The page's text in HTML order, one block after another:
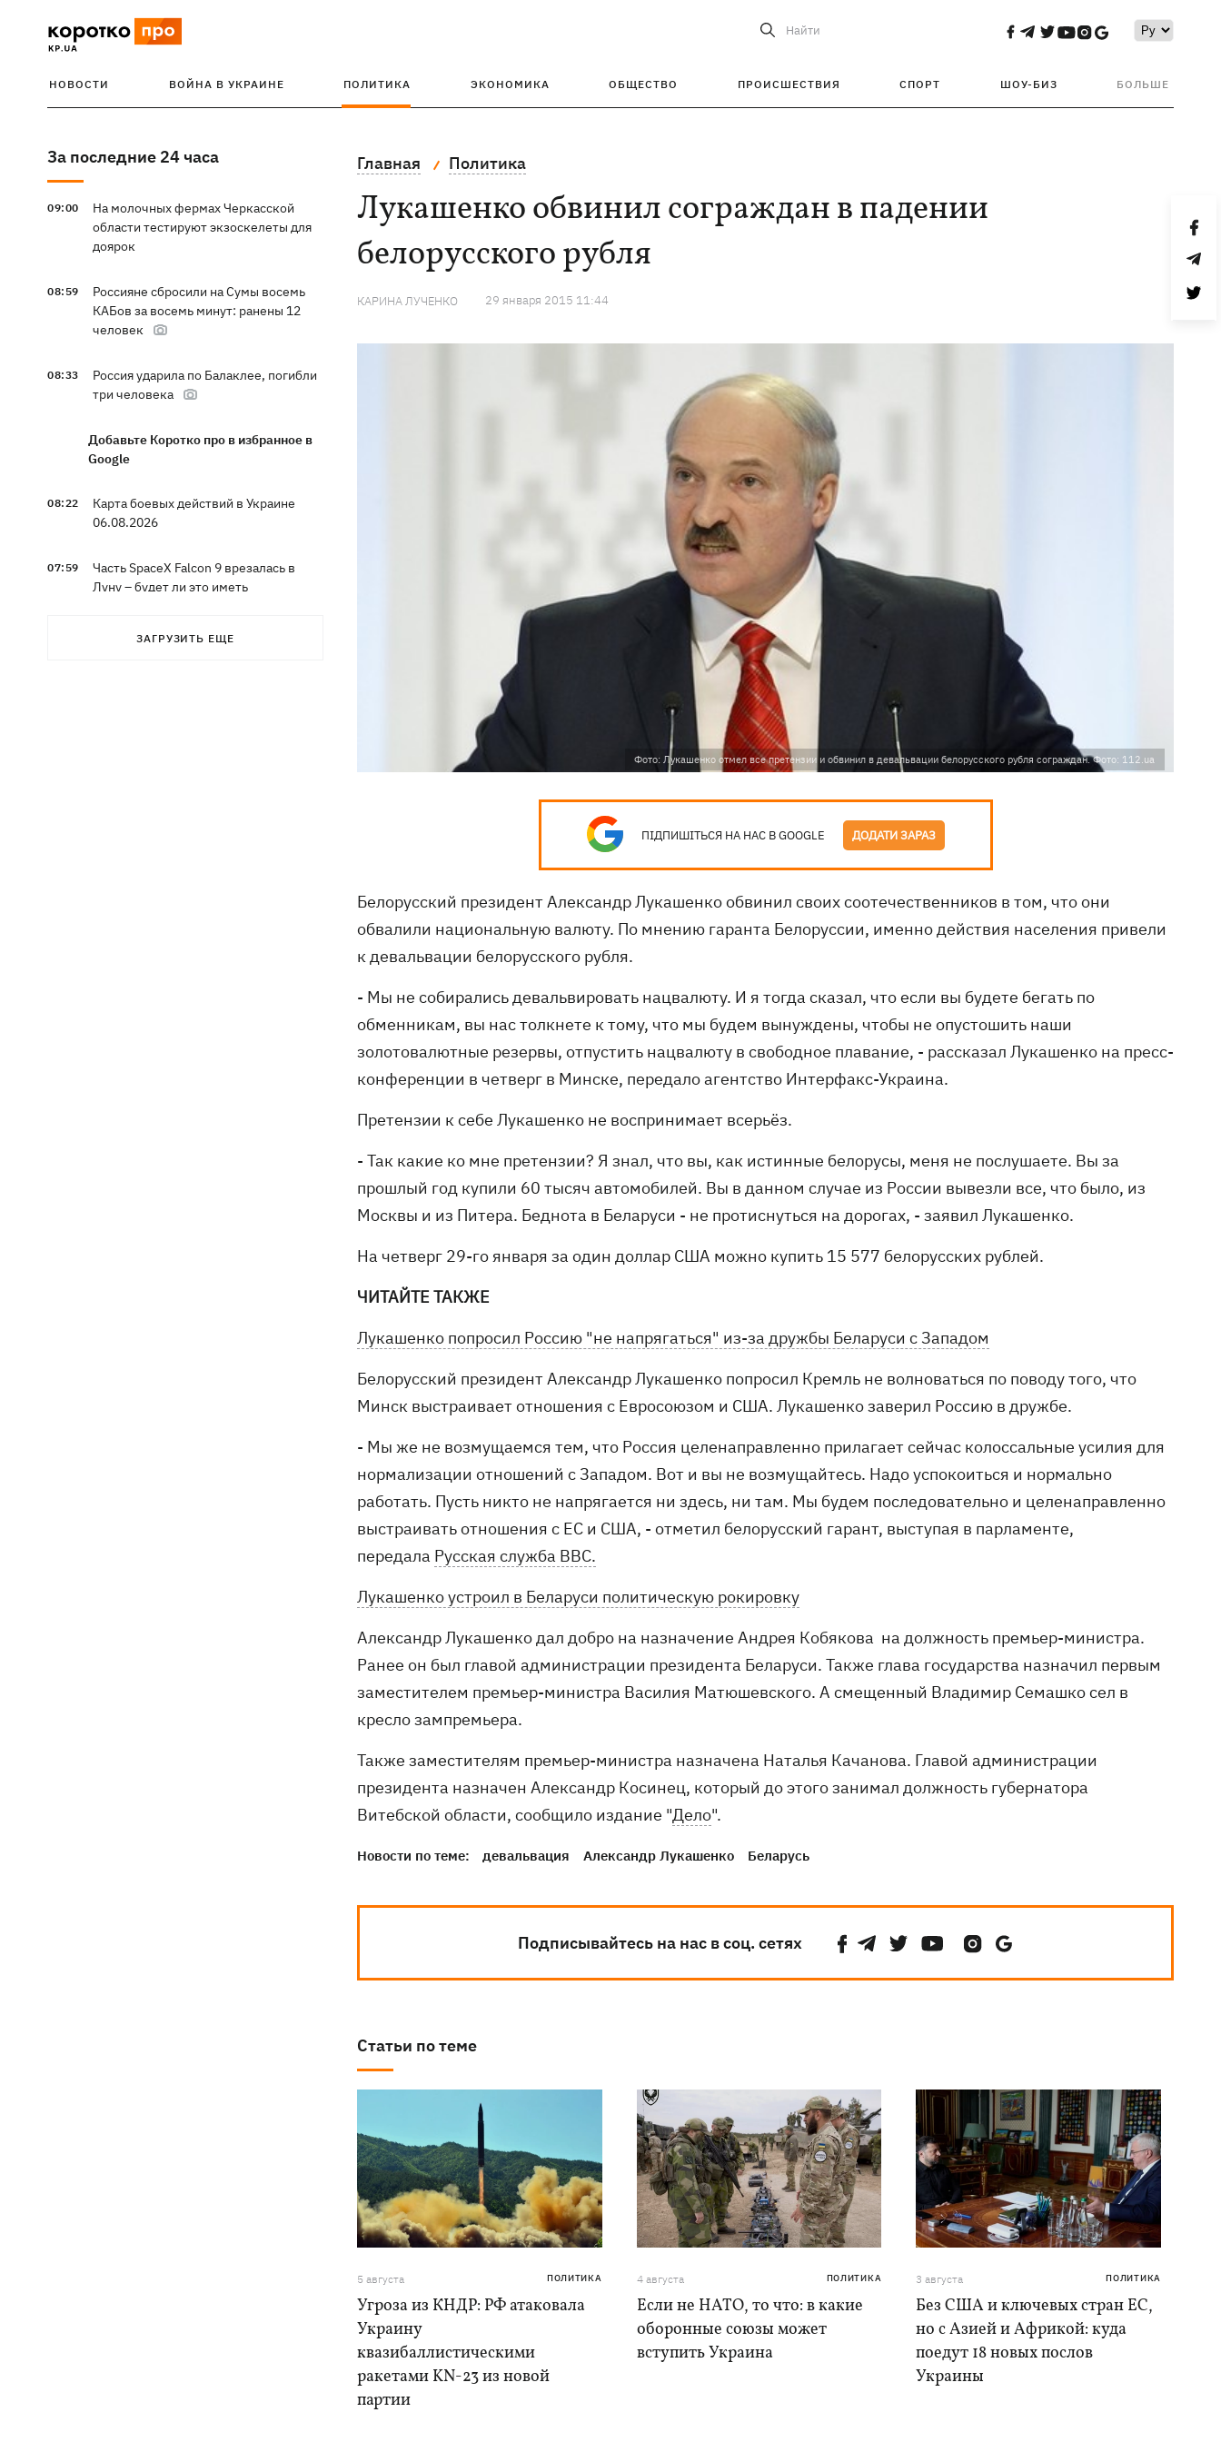
Найти
НОВОСТИ ВОЙНА В УКРАИНЕ ПОЛИТИКА ЭКОНОМИКА ОБЩЕСТВО ПРОИСШЕСТВИЯ СПОРТ ШОУ-БИЗ БОЛЬШЕ
За последние 24 часа
09:00
На молочных фермах Черкасской
области тестируют экзоскелеты для
доярок
08:59
Россияне сбросили на Сумы восемь
КАБов за восемь минут: ранены 12
человек
08:33
Россия ударила по Балаклее, погибли
три человека
Добавьте Коротко про в избранное в
Google
08:22
Карта боевых действий в Украине
06.08.2026
07:59
Часть SpaceX Falcon 9 врезалась в
Луну – будет ли это иметь
ЗАГРУЗИТЬ ЕЩЕ
Главная Политика
Лукашенко обвинил сограждан в падении
белорусского рубля
КАРИНА ЛУЧЕНКО 29 января 2015 11:44
Фото: Лукашенко отмел все претензии и обвинил в девальвации белорусского рубля сограждан. Фото: 112.ua
ПІДПИШІТЬСЯ НА НАС В GOOGLE ДОДАТИ ЗАРАЗ
Белорусский президент Александр Лукашенко обвинил своих соотечественников в том, что они
обвалили национальную валюту. По мнению гаранта Белоруссии, именно действия населения привели
к девальвации белорусского рубля.
- Мы не собирались девальвировать нацвалюту. И я тогда сказал, что если вы будете бегать по
обменникам, вы нас толкнете к тому, что мы будем вынуждены, чтобы не опустошить наши
золотовалютные резервы, отпустить нацвалюту в свободное плавание, - рассказал Лукашенко на пресс-
конференции в четверг в Минске, передало агентство Интерфакс-Украина.
Претензии к себе Лукашенко не воспринимает всерьёз.
- Так какие ко мне претензии? Я знал, что вы, как истинные белорусы, меня не послушаете. Вы за
прошлый год купили 60 тысяч автомобилей. Вы в данном случае из России вывезли все, что было, из
Москвы и из Питера. Беднота в Беларуси - не протиснуться на дорогах, - заявил Лукашенко.
На четверг 29-го января за один доллар США можно купить 15 577 белорусских рублей.
ЧИТАЙТЕ ТАКЖЕ
Лукашенко попросил Россию "не напрягаться" из-за дружбы Беларуси с Западом
Белорусский президент Александр Лукашенко попросил Кремль не волноваться по поводу того, что
Минск выстраивает отношения с Евросоюзом и США. Лукашенко заверил Россию в дружбе.
- Мы же не возмущаемся тем, что Россия целенаправленно прилагает сейчас колоссальные усилия для
нормализации отношений с Западом. Вот и вы не возмущайтесь. Надо успокоиться и нормально
работать. Пусть никто не напрягается ни здесь, ни там. Мы будем последовательно и целенаправленно
выстраивать отношения с ЕС и США, - отметил белорусский гарант, выступая в парламенте,
передала Русская служба ВВС.
Лукашенко устроил в Беларуси политическую рокировку
Александр Лукашенко дал добро на назначение Андрея Кобякова на должность премьер-министра.
Ранее он был главой администрации президента Беларуси. Также глава государства назначил первым
заместителем премьер-министра Василия Матюшевского. А смещенный Владимир Семашко сел в
кресло зампремьера.
Также заместителям премьер-министра назначена Наталья Качанова. Главой администрации
президента назначен Александр Косинец, который до этого занимал должность губернатора
Витебской области, сообщило издание "Дело".
Новости по теме: девальвация Александр Лукашенко Беларусь
Подписывайтесь на нас в соц. сетях
Статьи по теме
5 августа ПОЛИТИКА
Угроза из КНДР: РФ атаковала
Украину
квазибаллистическими
ракетами KN-23 из новой
партии
4 августа ПОЛИТИКА
Если не НАТО, то что: в какие
оборонные союзы может
вступить Украина
3 августа ПОЛИТИКА
Без США и ключевых стран ЕС,
но с Азией и Африкой: куда
поедут 18 новых послов
Украины